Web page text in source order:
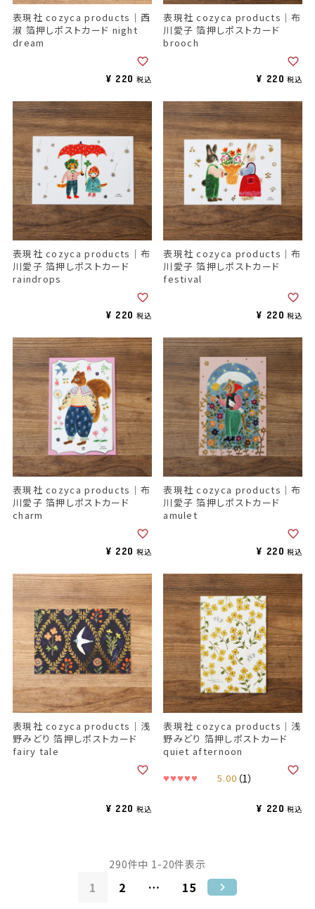
表現社 cozyca products｜西
淑 箔押しポストカード night
dream
¥ 220 税込
表現社 cozyca products｜布
川愛子 箔押しポストカード
brooch
¥ 220 税込
表現社 cozyca products｜布
川愛子 箔押しポストカード
raindrops
¥ 220 税込
表現社 cozyca products｜布
川愛子 箔押しポストカード
festival
¥ 220 税込
表現社 cozyca products｜布
川愛子 箔押しポストカード
charm
¥ 220 税込
表現社 cozyca products｜布
川愛子 箔押しポストカード
amulet
¥ 220 税込
表現社 cozyca products｜浅
野みどり 箔押しポストカード
fairy tale
¥ 220 税込
表現社 cozyca products｜浅
野みどり 箔押しポストカード
quiet afternoon
¥ 220 税込
5.00 （1）
290件中 1 -20件表示
1 2 … 15